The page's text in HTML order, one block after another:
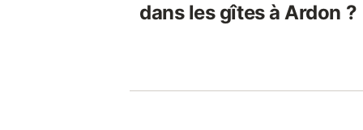
dans les gîtes à Ardon ?